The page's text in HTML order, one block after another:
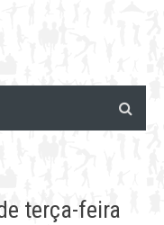
terça-feira